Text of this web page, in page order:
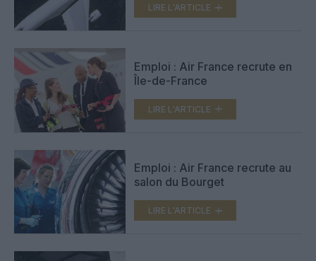
LIRE L'ARTICLE
Emploi : Air France recrute en
Île-de-France
LIRE L'ARTICLE
Emploi : Air France recrute au
salon du Bourget
LIRE L'ARTICLE